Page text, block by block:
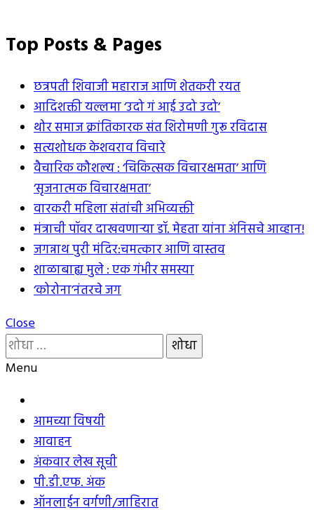
Top Posts & Pages
छत्रपती शिवाजी महाराज आणि शेतकरी रयत
आदिशक्ती यल्लमा ‘उदो गं आई उदो उदो’
थोर समाज क्रांतिकारक संत शिरोमणी गुरू रविदास
सत्यशोधक केशवराव विचारे
वैचारिक कौशल्य : ‘चिकित्सक विचारक्षमता’ आणि
‘सृजनात्मक विचारक्षमता’
वारकरी महिला संतांची अभिव्यक्ती
मंत्राची पॉवर दाखवणार्‍या डॉ. मेहता यांना अंनिसचे आव्हान!
जगन्नाथ पुरी मंदिर:चमत्कार आणि वास्तव
शाळाबाह्य मुले : एक गंभीर समस्या
‘कोरोना’नंतरचे जग
Close
यांचा
शोध
Menu
आमच्या विषयी
आवाहन
अंकवार लेख सूची
पी.डी.एफ. अंक
ऑनलाईन वर्गणी/जाहिरात